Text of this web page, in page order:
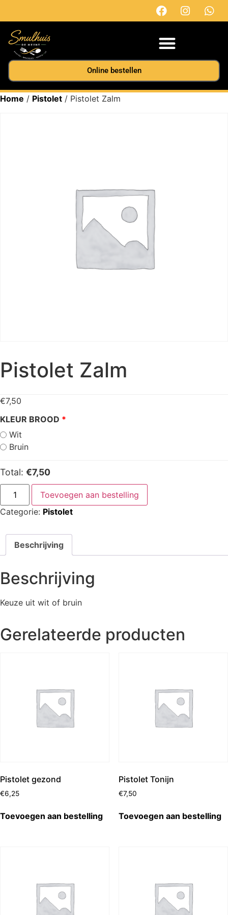
Online bestellen
Home / Pistolet / Pistolet Zalm
Pistolet Zalm
€7,50
KLEUR BROOD
Wit
Bruin
Total: €7,50
Toevoegen aan bestelling
Categorie: Pistolet
Beschrijving
Beschrijving
Keuze uit wit of bruin
Gerelateerde producten
Pistolet gezond
€6,25
Toevoegen aan bestelling
Pistolet Tonijn
€7,50
Toevoegen aan bestelling